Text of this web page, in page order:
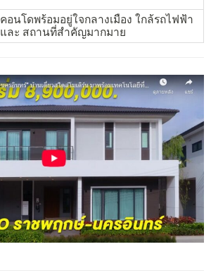
คอนโดพร้อมอยู่ใจกลางเมือง ใกล้รถไฟฟ้า
และ สถานที่สำคัญมากมาย